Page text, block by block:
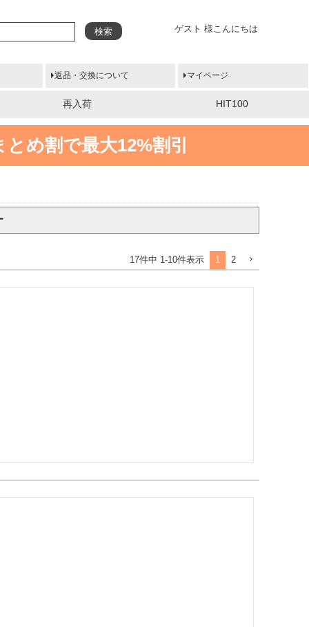
ゲスト 様こんにちは
検索
返品・交換について マイページ
再入荷 HIT100
め割で最大12%割引
17件中 1-10件表示 1 2